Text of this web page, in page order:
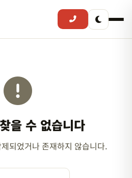
을 수 없습니다
되었거나 존재하지 않습니다.